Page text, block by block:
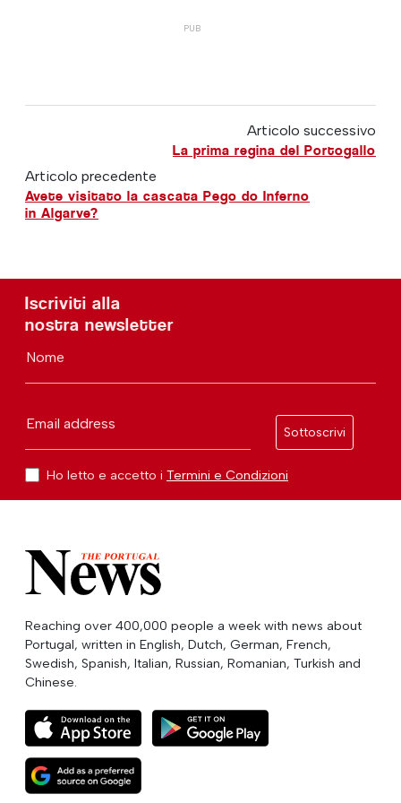
Articolo successivo
La prima regina del Portogallo
Articolo precedente
Avete visitato la cascata Pego do Inferno
in Algarve?
Iscriviti alla
nostra newsletter
Nome
Email address
Sottoscrivi
Ho letto e accetto i Termini e Condizioni
Reaching over 400,000 people a week with news about
Portugal, written in English, Dutch, German, French,
Swedish, Spanish, Italian, Russian, Romanian, Turkish and
Chinese.